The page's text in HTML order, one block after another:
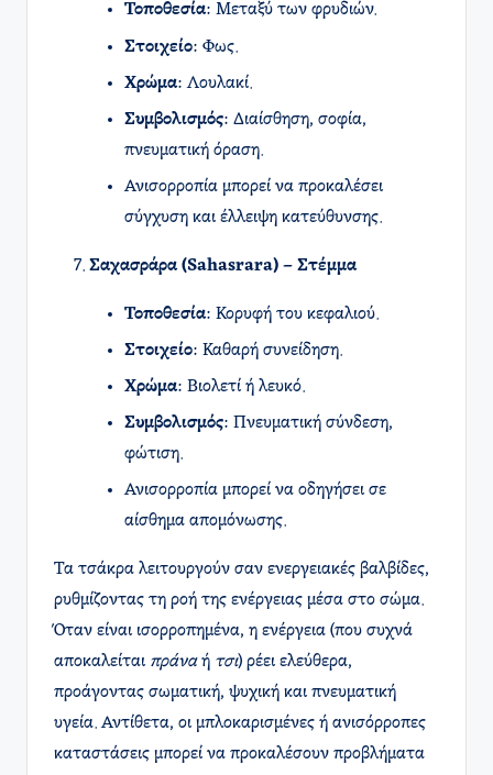
Τοποθεσία: Μεταξύ των φρυδιών.
Στοιχείο: Φως.
Χρώμα: Λουλακί.
Συμβολισμός: Διαίσθηση, σοφία,
πνευματική όραση.
Ανισορροπία μπορεί να προκαλέσει
σύγχυση και έλλειψη κατεύθυνσης.
Σαχασράρα (Sahasrara) – Στέμμα
Τοποθεσία: Κορυφή του κεφαλιού.
Στοιχείο: Καθαρή συνείδηση.
Χρώμα: Βιολετί ή λευκό.
Συμβολισμός: Πνευματική σύνδεση,
φώτιση.
Ανισορροπία μπορεί να οδηγήσει σε
αίσθημα απομόνωσης.
Τα τσάκρα λειτουργούν σαν ενεργειακές βαλβίδες,
ρυθμίζοντας τη ροή της ενέργειας μέσα στο σώμα.
Όταν είναι ισορροπημένα, η ενέργεια (που συχνά
αποκαλείται πράναή τσι) ρέει ελεύθερα,
προάγοντας σωματική, ψυχική και πνευματική
υγεία. Αντίθετα, οι μπλοκαρισμένες ή ανισόρροπες
καταστάσεις μπορεί να προκαλέσουν προβλήματα